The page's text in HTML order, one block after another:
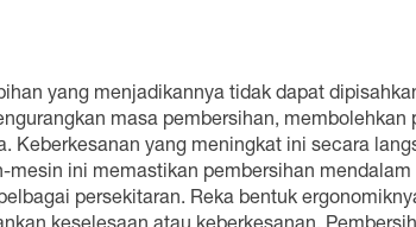
yang menjadikannya tidak dapat
masa pembersihan,
Keberkesanan yang meningkat ini secara
ini memastikan pembersihan
persekitaran. Reka bentuk